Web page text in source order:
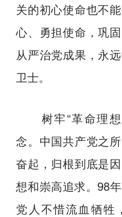
关的初心使命也不
心、勇担使命，巩
从严治党成果，永
卫士。
树牢“革命理想
念。中国共产党之
奋起，归根到底是
想和崇高追求。98
党人不惜流血牺牲